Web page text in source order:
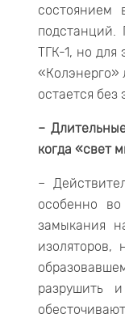
состоянием
подстанций.
ТГК-1, но
«Колэнерго»
остается без
–
когда «свет
–
особенно
замыкания
изоляторов,
разрушить